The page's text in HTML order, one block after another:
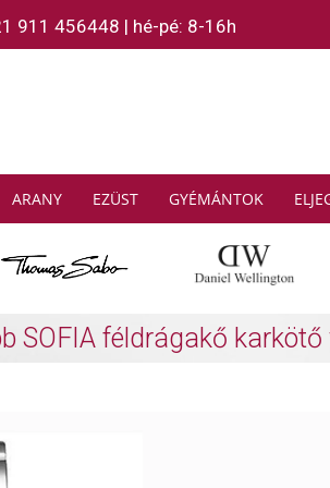
911 456448 | hé-pé: 8-16h
ARANY EZÜST GYÉMÁNTOK
SABO: Gyűjtsön és